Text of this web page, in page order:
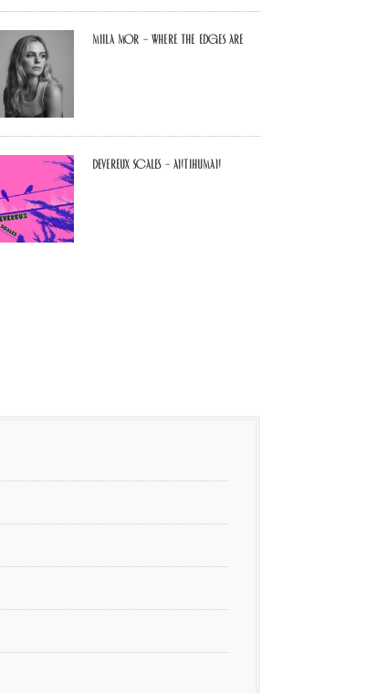
Miila Mor – Where The Edges Are
Devereux Scales – Antihuman